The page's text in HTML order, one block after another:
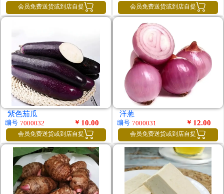
会员免费送货或到店自提  会员免费送货或到店自提 
紫色茄瓜
编号 7000032 ￥ 10.00
会员免费送货或到店自提 
洋葱
编号 7000031 ￥ 12.00
会员免费送货或到店自提 